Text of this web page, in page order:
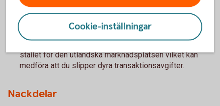
Fördelar
Du kan köpa aktien på den lokala marknadsplatsen i
stället för den utländska marknadsplatsen vilket kan
medföra att du slipper dyra transaktionsavgifter.
Nackdelar
Cookie-inställningar